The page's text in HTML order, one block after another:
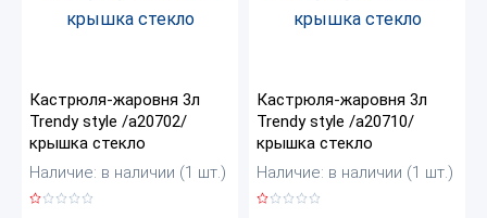
Кастрюля-жаровня 3л
Trendy style /а20702/
крышка стекло
Наличие: в наличии (1 шт.)
Кастрюля-жаровня 3л
Trendy style /а20710/
крышка стекло
Наличие: в наличии (1 шт.)